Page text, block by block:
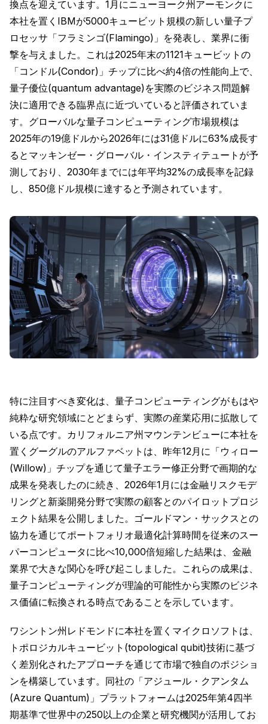
換点を迎えています。1月にニューヨーク州アーモンクに
本社を置くIBMが5000キュービット規模の新しい量子プ
ロセッサ「フラミンゴ(Flamingo)」を発表し、業界に衝
撃を与えました。これは2025年末の1121キュービットの
「コンドル(Condor)」チップに比べ約4倍の性能向上で、
量子優位(quantum advantage)を実際のビジネス問題解
決に適用できる臨界点に近づいていると評価されていま
す。グローバルな量子コンピューティング市場規模は
2025年の19億ドルから2026年には31億ドルに63%成長す
るとマッキンゼー・グローバル・インスティテュートが予
測しており、2030年までには年平均32%の成長率を記録
し、850億ドル規模に達すると予測されています。
特に注目すべき変化は、量子コンピューティングがもはや
純粋な研究領域にとどまらず、実際の産業応用に拡散して
いる点です。カリフォルニア州マウンテンビューに本社を
置くグーグルのアルファベットは、昨年12月に「ウィロー
(Willow)」チップを通じて量子エラー修正分野で画期的な
成果を発表したのに続き、2026年1月には金融リスクモデ
リングと新薬開発分野で実際の顧客とのパイロットプロジ
ェクト結果を公開しました。ゴールドマン・サックスとの
協力を通じてポートフォリオ最適化計算時間を従来のスー
パーコンピュータに比べ10,000倍短縮した結果は、金融
業界で大きな関心を呼び起こしました。これらの成果は、
量子コンピューティングが理論的可能性から実際のビジネ
ス価値に転換される時点であることを示しています。
ワシントン州レドモンドに本社を置くマイクロソフトは、
トポロジカルキュービット(topological qubit)技術に基づ
く差別化されたアプローチを通じて市場で独自のポジショ
ンを構築しています。同社の「アジュール・クアンタム
(Azure Quantum)」プラットフォームは2025年第4四半
期基準で世界中の250以上の企業と研究機関が活用してお